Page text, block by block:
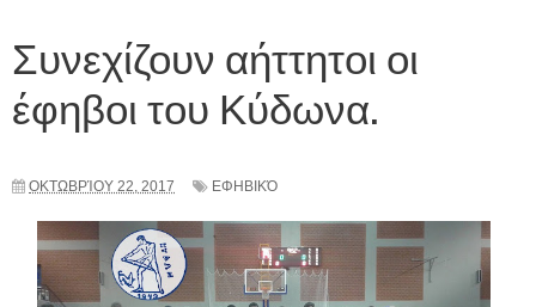
Συνεχίζουν αήττητοι οι
έφηβοι του Κύδωνα.
ΟΚΤΩΒΡΊΟΥ 22, 2017 ΕΦΗΒΙΚΌ